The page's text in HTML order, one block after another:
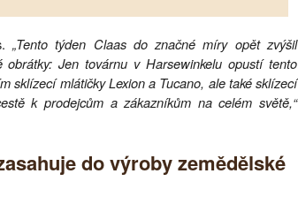
„Tento týden Claas do značné míry opět zvýšil
Jen továrnu v Harsewinkelu opustí tento
sklízecí mlátičky Lexion a Tucano, ale také sklízecí
k prodejcům a zákazníkům na celém světě,“
do výroby zemědělské